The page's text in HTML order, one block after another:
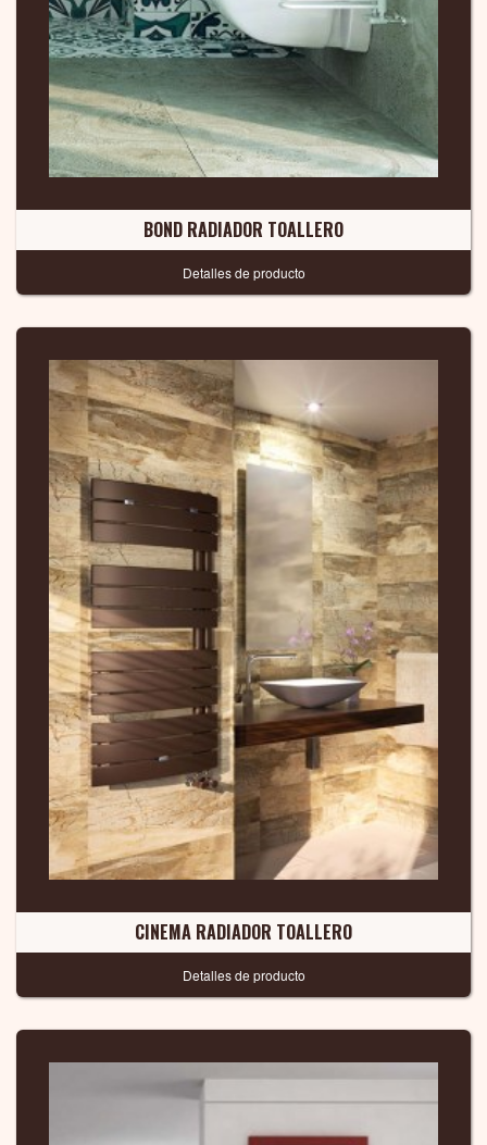
BOND RADIADOR TOALLERO
Detalles de producto
CINEMA RADIADOR TOALLERO
Detalles de producto